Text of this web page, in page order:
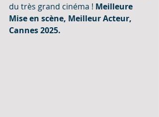
du très grand cinéma ! Meilleure
Mise en scène, Meilleur Acteur,
Cannes 2025.